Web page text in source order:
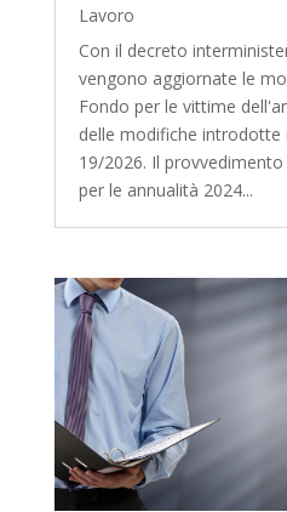
Lavoro
Con il decreto
vengono aggiornate le
Fondo per le vittime
delle modifiche introdotte
19/2026. Il
per le annualità 2024...